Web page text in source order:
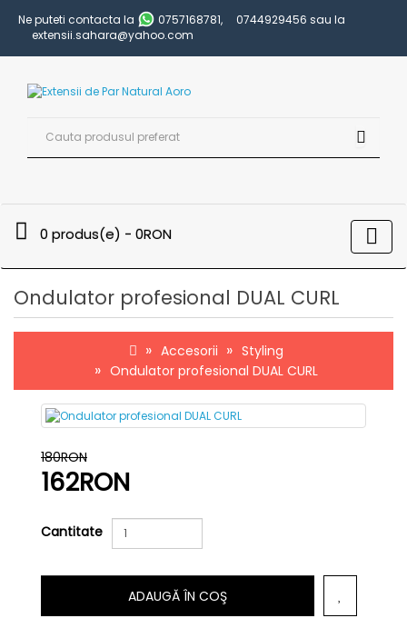
Ne puteti contacta la 0757168781, 0744929456 sau la
extensii.sahara@yahoo.com
0 produs(e) - 0RON
Ondulator profesional DUAL CURL
Accesorii
Styling
Ondulator profesional DUAL CURL
180RON
162RON
Cantitate
ADAUGĂ ÎN COŞ